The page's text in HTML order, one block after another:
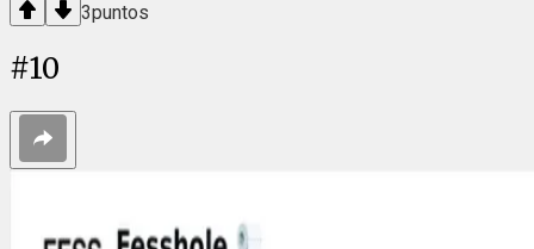
3puntos
#10